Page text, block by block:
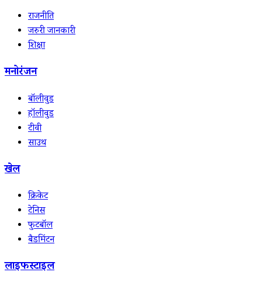
राजनीति
जरुरी जानकारी
शिक्षा
मनोरंजन
बॉलीवुड
हॉलीवुड
टीवी
साउथ
खेल
क्रिकेट
टेनिस
फुटबॉल
बैडमिंटन
लाइफस्टाइल